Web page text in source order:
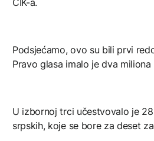
Podsjećamo, ovo su bili prvi
Pravo glasa imalo je dva
U izbornoj trci učestvovalo je
srpskih, koje se bore za deset